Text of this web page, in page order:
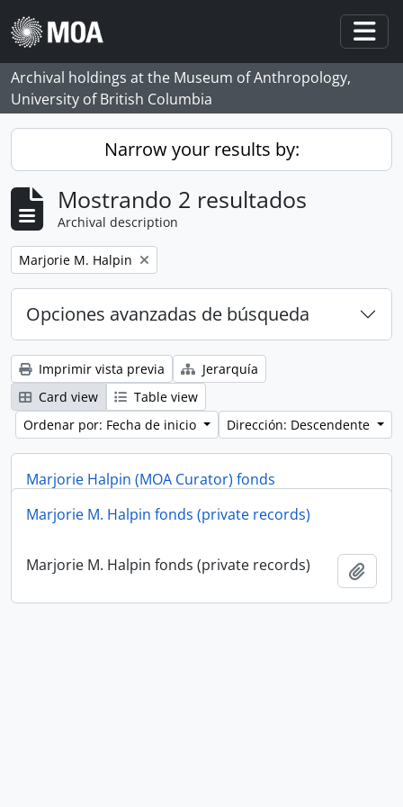
Skip to main content
Archival holdings at the Museum of Anthropology,
University of British Columbia
Narrow your results by:
Mostrando 2 resultados
Archival description
Remove filter:
Marjorie M. Halpin
Opciones avanzadas de búsqueda
Imprimir vista previa
Jerarquía
Card view
Table view
Ordenar por: Fecha de inicio
Dirección: Descendente
Marjorie Halpin (MOA Curator) fonds
Marjorie Halpin (MOA Curator) fonds
Marjorie M. Halpin fonds (private records)
Marjorie M. Halpin fonds (private records)